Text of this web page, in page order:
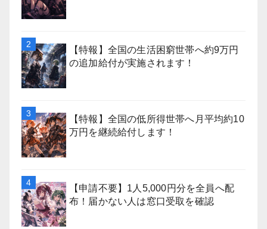
【特報】全国の生活困窮世帯へ約9万円
の追加給付が実施されます！
【特報】全国の低所得世帯へ月平均約10
万円を継続給付します！
【申請不要】1人5,000円分を全員へ配
布！届かない人は窓口受取を確認